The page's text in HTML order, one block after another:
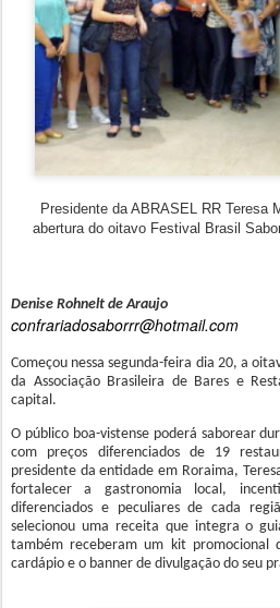
Presidente da ABRASEL RR Teresa
abertura do oitavo Festival Brasil
Denise Rohnelt de Araujo
confrariadosaborrr@hotmail.com
Começou nessa segunda-feira dia 20, a
da Associação Brasileira de Bares e
capital.
O público boa-vistense poderá saborear
com preços diferenciados de 19
presidente da entidade em Roraima,
fortalecer a gastronomia local,
diferenciados e peculiares de cada
selecionou uma receita que integra o
também receberam um kit promocional
cardápio e o banner de divulgação do seu